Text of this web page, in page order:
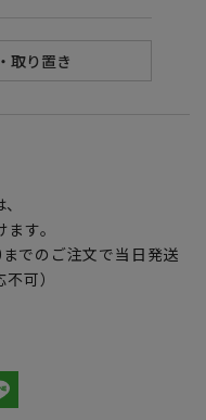
す。
でのご注文で当日発送
可）